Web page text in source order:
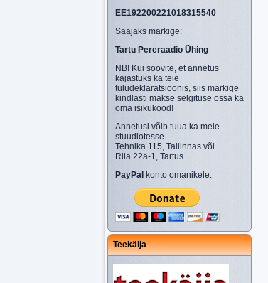
EE192200221018315540
Saajaks märkige:
Tartu Pereraadio Ühing
NB! Kui soovite, et annetus
kajastuks ka teie
tuludeklaratsioonis, siis märkige
kindlasti makse selgituse ossa ka
oma isikukood!
Annetusi võib tuua ka meie
stuudiotesse
Tehnika 115, Tallinnas või
Riia 22a-1, Tartus
PayPal konto omanikele:
Teekäija